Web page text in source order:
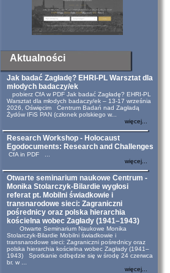
Aktualności
Jak badać Zagładę? EHRI-PL Warsztat dla
młodych badaczy/ek
pobierz CfA w PDF Jak badać Zagładę? EHRI-PL
Warsztat dla młodych badaczy/ek – 13-17 września
2026, Oświęcim Centrum Badań nad Zagładą
Żydów IFiS PAN (członek polskiego w...
więcej...
Research Workshop - Holocaust
Egodocuments: Research and Challenges
CfA in PDF ...
więcej...
Otwarte seminarium naukowe Centrum -
Monika Stolarczyk-Bilardie wygłosi
referat pt. Mobilni świadkowie i
transnarodowe sieci: Zagraniczni
pośrednicy oraz polska hierarchia
kościelna wobec Zagłady (1941–1943)
Otwarte Seminarium Naukowe Monika
Stolarczyk-Bilardie Mobilni świadkowie i
transnarodowe sieci: Zagraniczni pośrednicy oraz
polska hierarchia kościelna wobec Zagłady (1941–
1943) Spotkanie odbędzie się w środę 24 czerwca
br. w ...
więcej...